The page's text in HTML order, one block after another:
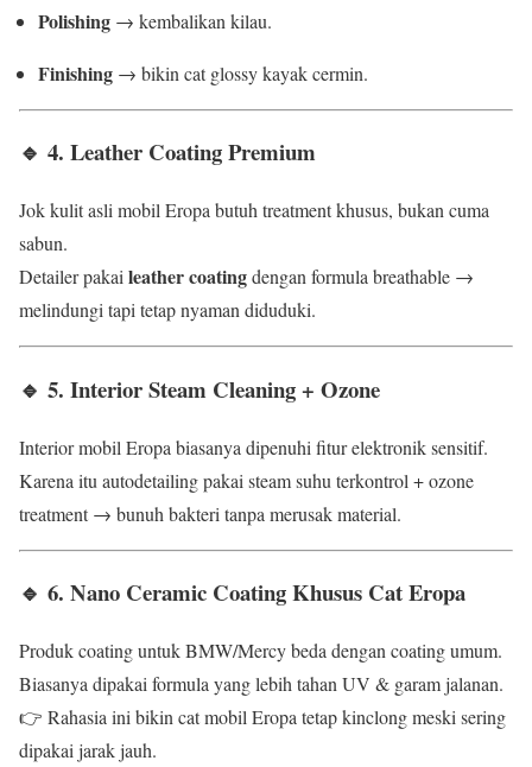
Polishing → kembalikan kilau.
Finishing → bikin cat glossy kayak cermin.
🔹 4. Leather Coating Premium
Jok kulit asli mobil Eropa butuh treatment khusus, bukan cuma
sabun.
Detailer pakaileather coatingdengan formula breathable →
melindungi tapi tetap nyaman diduduki.
🔹 5. Interior Steam Cleaning + Ozone
Interior mobil Eropa biasanya dipenuhi fitur elektronik sensitif.
Karena itu autodetailing pakai steam suhu terkontrol + ozone
treatment → bunuh bakteri tanpa merusak material.
🔹 6. Nano Ceramic Coating Khusus Cat Eropa
Produk coating untuk BMW/Mercy beda dengan coating umum.
Biasanya dipakai formula yang lebih tahan UV & garam jalanan.
👉 Rahasia ini bikin cat mobil Eropa tetap kinclong meski sering
dipakai jarak jauh.